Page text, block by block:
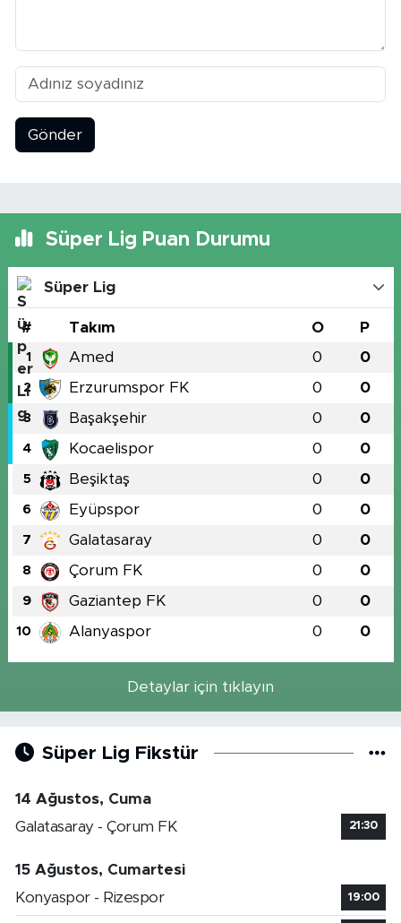
Gönder
Süper Lig Puan Durumu
Süper Lig
# Takım O P
1 Amed 0 0
2 Erzurumspor FK 0 0
3 Başakşehir 0 0
4 Kocaelispor 0 0
5 Beşiktaş 0 0
6 Eyüpspor 0 0
7 Galatasaray 0 0
8 Çorum FK 0 0
9 Gaziantep FK 0 0
10 Alanyaspor 0 0
Detaylar için tıklayın
Süper Lig Fikstür
14 Ağustos, Cuma
Galatasaray - Çorum FK
21:30
15 Ağustos, Cumartesi
Konyaspor - Rizespor
19:00